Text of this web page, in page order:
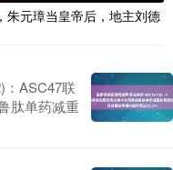
朱元璋当皇帝后，地主刘德
：ASC47联
肽单药减重